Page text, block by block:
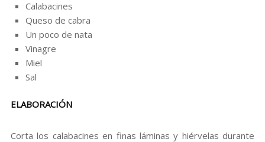
Calabacines
Queso de cabra
Un poco de nata
Vinagre
Miel
Sal
ELABORACIÓN
Corta los calabacines en finas láminas y hiérvelas durante